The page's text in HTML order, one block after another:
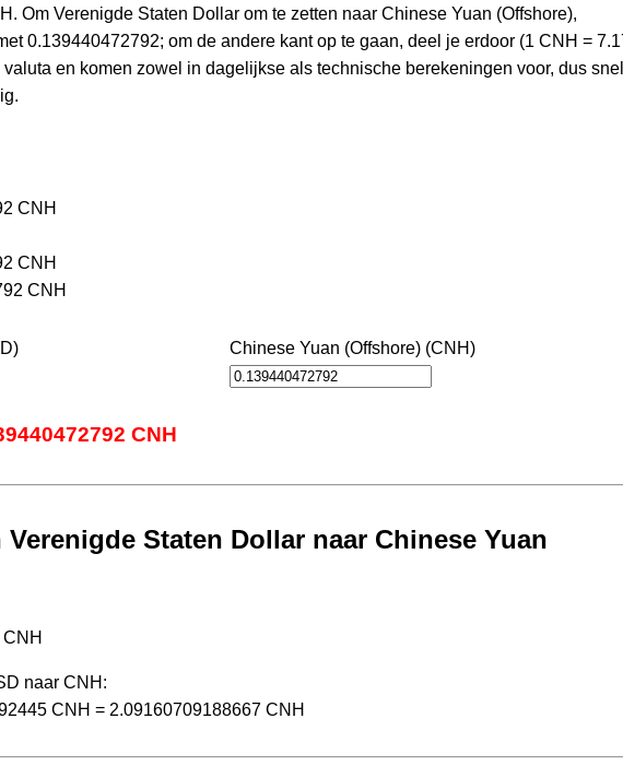
Om Verenigde Staten Dollar om te zetten naar Chinese Yuan (Offshore),
0.139440472792; om de andere kant op te gaan, deel je erdoor (1 CNH =
en komen zowel in dagelijkse als technische berekeningen voor, dus snel
CNH
CNH
CNH
Chinese Yuan (Offshore) (CNH)
CNH
Staten Dollar naar Chinese Yuan
naar CNH:
CNH = 2.09160709188667 CNH